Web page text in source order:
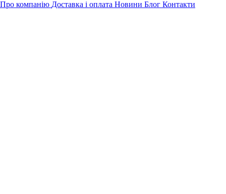
Про компанію Доставка і оплата Новини Блог Контакти